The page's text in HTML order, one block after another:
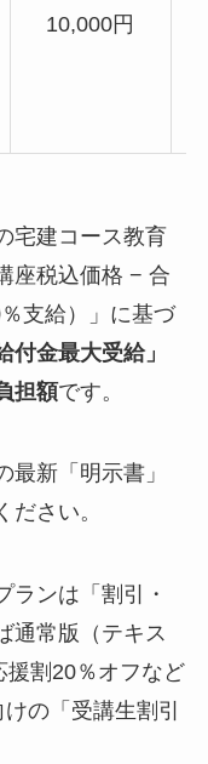
10,000円
宅建コース教育
座税込価格 − 合
支給）」に基づ
付金最大受給」
担額です。
新「明示書」
さい。
ランは「割引・
通常版（テキス
援割20％オフなど
の「受講生割引